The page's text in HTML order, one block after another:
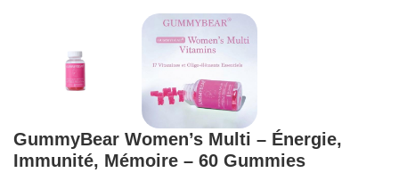
GummyBear Women’s Multi – Énergie,
Immunité, Mémoire – 60 Gummies